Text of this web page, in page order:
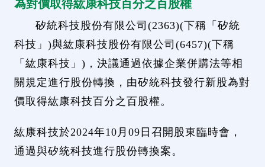
為對價取得紘康科技百分之百股權
矽統科技股份有限公司(2363)(下稱「矽統
科技」)與紘康科技股份有限公司(6457)(下稱
「紘康科技」)，決議通過依據企業併購法等相
關規定進行股份轉換，由矽統科技發行新股為對
價取得紘康科技百分之百股權。
紘康科技於2024年10月09日召開股東臨時會，
通過與矽統科技進行股份轉換案。